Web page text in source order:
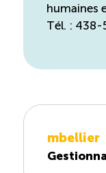
humaines
Tél. :
mbellier